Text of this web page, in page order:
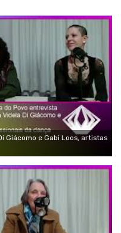
Giácomo e Gabi Loos, artistas